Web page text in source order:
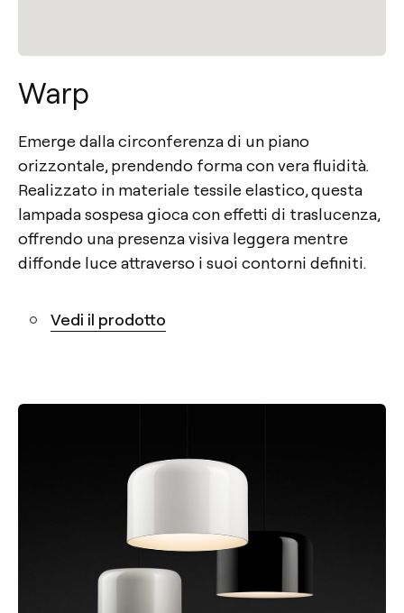
Warp
Emerge dalla circonferenza di un piano
orizzontale, prendendo forma con vera fluidità.
Realizzato in materiale tessile elastico, questa
lampada sospesa gioca con effetti di traslucenza,
offrendo una presenza visiva leggera mentre
diffonde luce attraverso i suoi contorni definiti.
Vedi il prodotto